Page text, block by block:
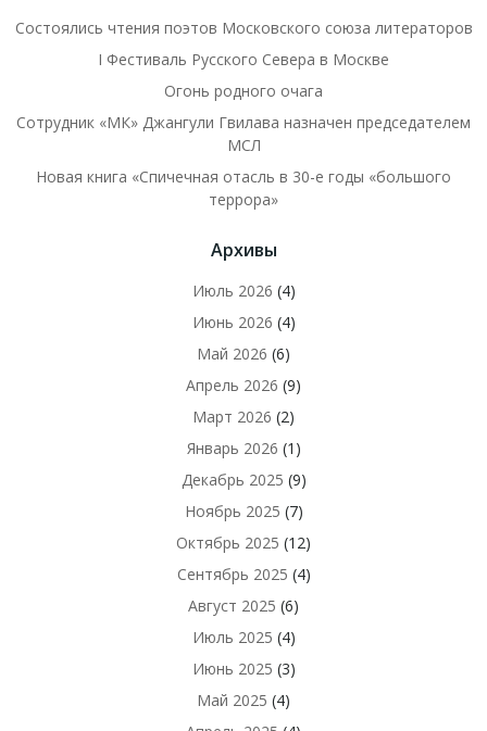
Состоялись чтения поэтов Московского союза литераторов
I Фестиваль Русского Севера в Москве
Огонь родного очага
Сотрудник «МК» Джангули Гвилава назначен председателем
МСЛ
Новая книга «Спичечная отасль в 30-е годы «большого
террора»
Архивы
Июль 2026 (4)
Июнь 2026 (4)
Май 2026 (6)
Апрель 2026 (9)
Март 2026 (2)
Январь 2026 (1)
Декабрь 2025 (9)
Ноябрь 2025 (7)
Октябрь 2025 (12)
Сентябрь 2025 (4)
Август 2025 (6)
Июль 2025 (4)
Июнь 2025 (3)
Май 2025 (4)